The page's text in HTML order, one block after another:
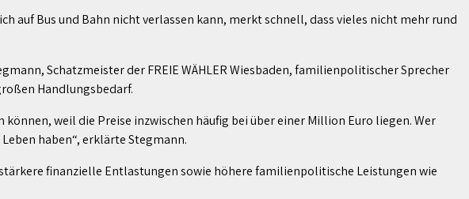
auf Bus und Bahn nicht verlassen kann, merkt schnell, dass vieles nicht mehr rund
Schatzmeister der FREIE WÄHLER Wiesbaden, familienpolitischer Sprecher
Handlungsbedarf.
weil die Preise inzwischen häufig bei über einer Million Euro liegen. Wer
haben“, erklärte Stegmann.
finanzielle Entlastungen sowie höhere familienpolitische Leistungen wie